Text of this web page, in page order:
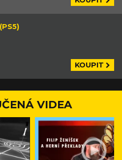
KOUPIT
VIDEA